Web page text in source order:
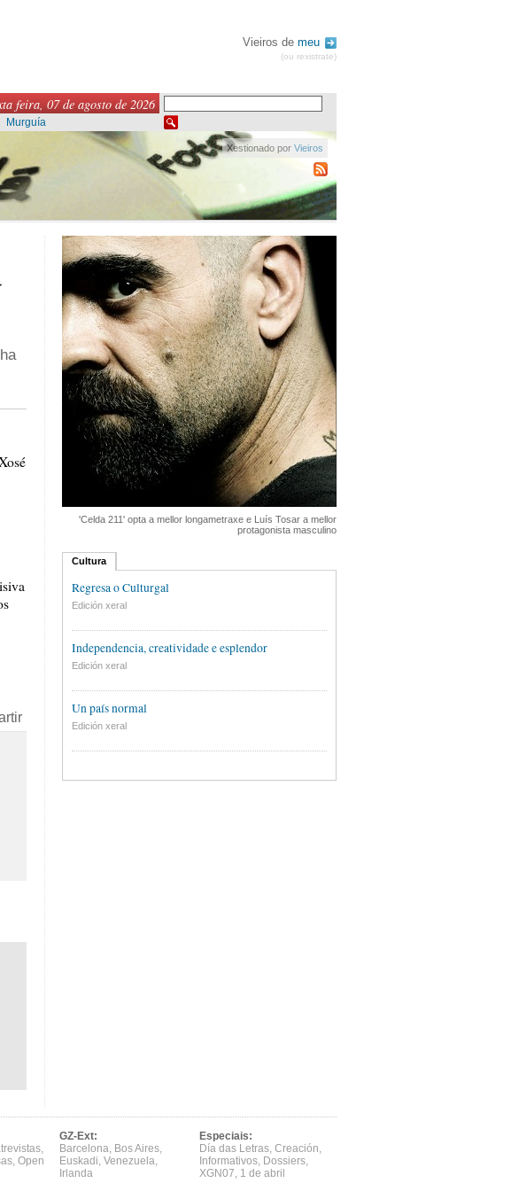
Vieiros de meu
(ou rexistrate)
feira, 07 de agosto de 2026
Murguía
Xestionado por Vieiros
'Celda 211' opta a mellor longametraxe e Luís Tosar a mellor
protagonista masculino
Cultura
Regresa o Culturgal
Edición xeral
Independencia, creatividade e esplendor
Edición xeral
Un país normal
Edición xeral
,
, Open
GZ-Ext:
Barcelona, Bos Aires,
Euskadi, Venezuela,
Irlanda
Especiais:
Día das Letras, Creación,
Informativos, Dossiers,
XGN07, 1 de abril